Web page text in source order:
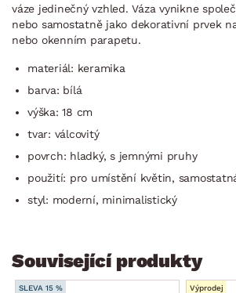
váze jedinečný vzhled. Váza vynikne
nebo samostatně jako dekorativní prvek
nebo okenním parapetu.
materiál: keramika
barva: bílá
výška: 18 cm
tvar: válcovitý
povrch: hladký, s jemnými pruhy
použití: pro umístění květin,
styl: moderní, minimalistický
Související produkty
SLEVA 15 % Výprodej